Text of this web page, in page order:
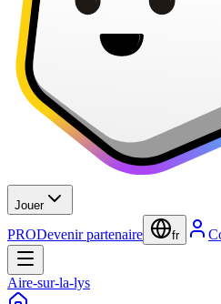
Jouer
PRODevenir partenaire fr
Aire-sur-la-lys